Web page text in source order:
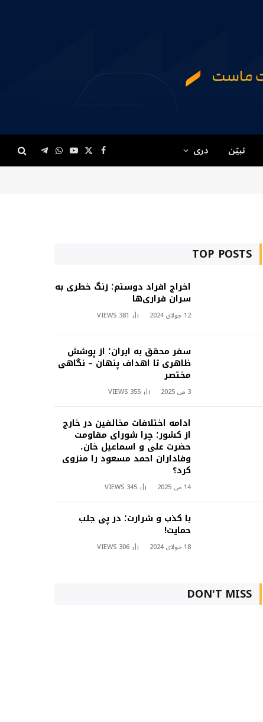
تبیّن دری Facebook
X
(Twitter)
YouTube
WhatsApp
Telegram
TOP POSTS
اخراج افراد دوستم؛ زنگ خطری به
سران فراری‌ها
12 جولای 2024 381
VIEWS
سفر محقق به ایران؛ از پوشش
ظاهری تا اهداف پنهان – نگاهی
مختصر
3 می 2025 355
VIEWS
ادامه اختلافات مخالفین در خارج
از کشور؛ چرا شورای مقاومت
حضرت علی و اسماعیل خان،
وفاداران احمد مسعود را منزوی
کرد؟
14 می 2025 345
VIEWS
با کذب و شرارت؛ در پی جلب
حمایت!
18 جولای 2024 306
VIEWS
DON'T MISS